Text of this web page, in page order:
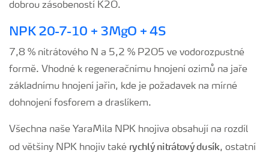
dobrou zásobeností K2O.
NPK 20-7-10 + 3MgO + 4S
7,8 % nitrátového N a 5,2 % P2O5 ve vodorozpustné
formě. Vhodné k regeneračnímu hnojení ozimů na jaře
základnímu hnojení jařin, kde je požadavek na mírné
dohnojení fosforem a draslíkem.
Všechna naše YaraMila NPK hnojiva obsahují na rozdíl
od většiny NPK hnojiv také rychlý nitrátový dusík, ostatní